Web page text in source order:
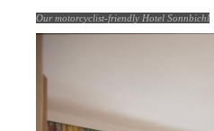
Our motorcyclist-friendly Hotel Sonnbichl